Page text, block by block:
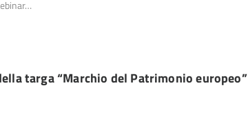
targa “Marchio del Patrimonio europeo”